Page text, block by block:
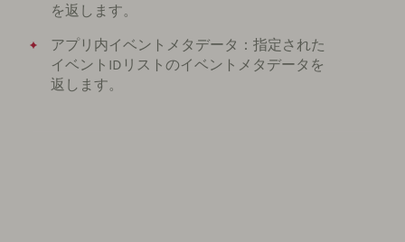
を返します。
アプリ内イベントメタデータ：指定された
イベントIDリストのイベントメタデータを
返します。